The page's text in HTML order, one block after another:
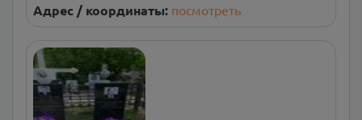
Адрес / координаты: посмотреть